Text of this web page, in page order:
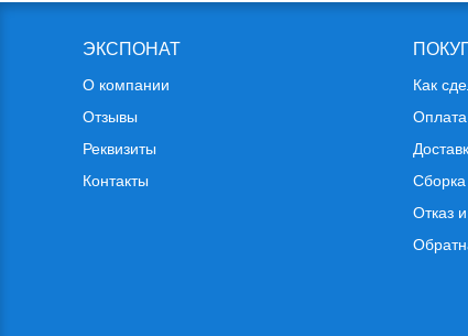
ЭКСПОНАТ
О компании
Отзывы
Реквизиты
Контакты
Как
Оплата
Сборка
Отказ